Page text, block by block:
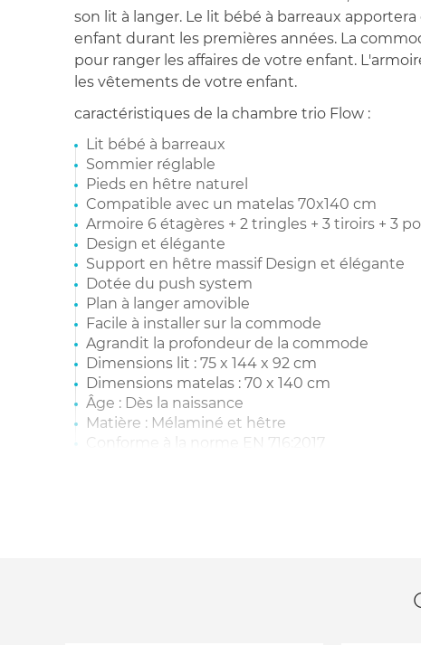
son lit à langer. Le lit bébé à barreaux
enfant durant les premières années. La
pour ranger les affaires de votre enfant.
les vêtements de votre enfant.
caractéristiques de la chambre trio Flow :
Lit bébé à barreaux
Sommier réglable
Pieds en hêtre naturel
Compatible avec un matelas 70x140 cm
Armoire 6 étagères + 2 tringles + 3 tiroirs + 3
Design et élégante
Support en hêtre massif Design et élégante
Dotée du push system
Plan à langer amovible
Facile à installer sur la commode
Agrandit la profondeur de la commode
Dimensions lit : 75 x 144 x 92 cm
Dimensions matelas : 70 x 140 cm
Âge : Dès la naissance
Matière : Mélaminé et hêtre
Conforme à la norme EN 716:2017